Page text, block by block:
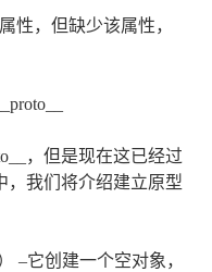
性，但缺少该属性，
，但是现在这已经过
，我们将介绍建立原型
–它创建一个空对象，